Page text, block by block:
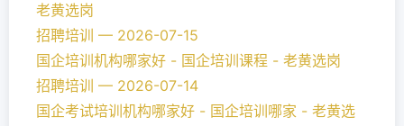
老黄选岗
招聘培训 — 2026-07-15
国企培训机构哪家好 - 国企培训课程 - 老黄选岗
招聘培训 — 2026-07-14
国企考试培训机构哪家好 - 国企培训哪家 - 老黄选